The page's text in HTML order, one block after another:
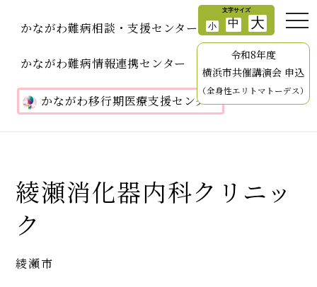
かながわ難病相談・支援センター
かながわ難病情報連携センター
かながわ移行期医療支援センター
令和8年度
横浜市共催講演会 申込
（全身性エリトマトーデス）
綾瀬消化器内科クリニッ
ク
綾瀬市